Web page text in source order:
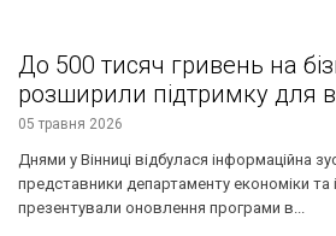
До 500 тисяч гривень на
розширили підтримку для
05 травня 2026
Днями у Вінниці відбулася інформаційна
представники департаменту економіки та
презентували оновлення програми в...